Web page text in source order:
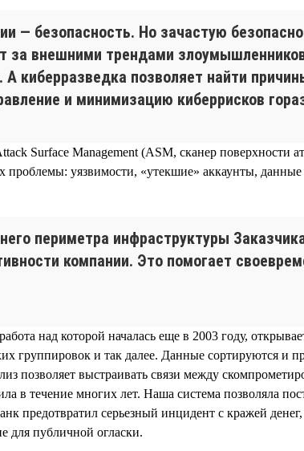
— безопасность. Но зачастую
за внешними трендами
киберразведка позволяет найти
и минимизацию киберрисков
Surface Management (ASM, сканер поверхности
уязвимости, «утекшие» аккаунты,
периметра инфраструктуры
компании. Это помогает
над которой началась еще в 2003 году,
группировок и так далее. Данные сортируются и
позволяет выстраивать связи между
в течение многих лет. Наша система позволяла
предотвратил серьезный инцидент с кражей
публичной огласки.